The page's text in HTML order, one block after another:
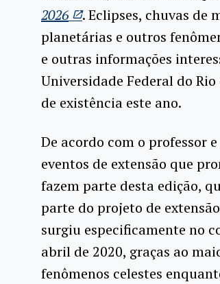
2026
. Eclipses, chuvas de
planetárias e outros
e outras informações
Universidade Federal do Rio
de existência este ano.
De acordo com o professor
eventos de extensão que
fazem parte desta edição,
parte do projeto de
surgiu especificamente no
abril de 2020, graças ao
fenômenos celestes